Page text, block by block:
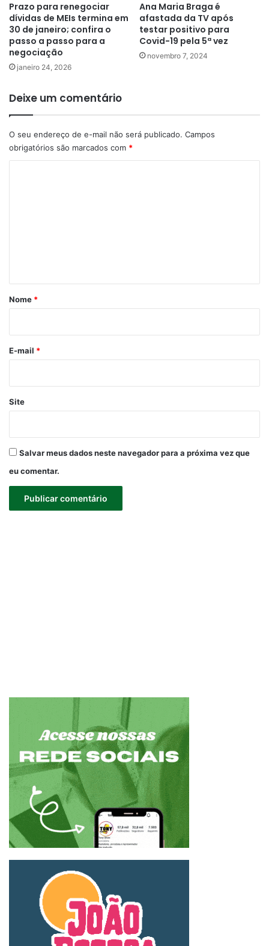
Prazo para renegociar
dívidas de MEIs termina em
30 de janeiro; confira o
passo a passo para a
negociação
janeiro 24, 2026
Ana Maria Braga é
afastada da TV após
testar positivo para
Covid-19 pela 5ª vez
novembro 7, 2024
Deixe um comentário
O seu endereço de e-mail não será publicado. Campos
obrigatórios são marcados com *
r
*
Nome *
E-mail *
Site
Salvar meus dados neste navegador para a próxima vez que
eu comentar.